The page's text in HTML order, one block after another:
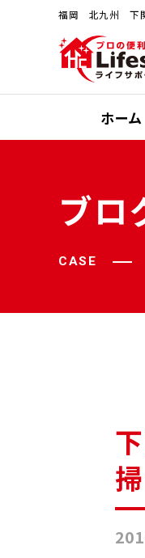
福岡 北九州 下関
ホーム
ブロ
CASE